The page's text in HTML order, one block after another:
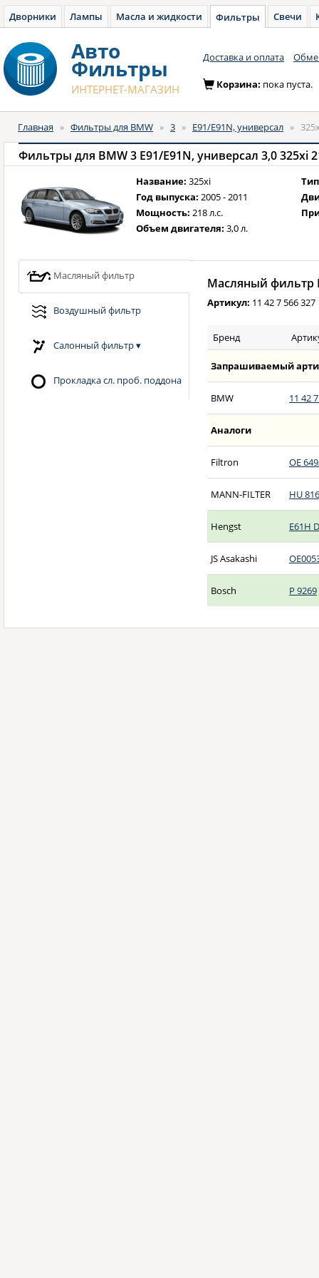
Дворники Лампы Масла и жидкости Фильтры Свечи
Авто
Фильтры
ИНТЕРНЕТ-МАГАЗИН
Доставка и оплата
Корзина: пока пуста.
Главная » Фильтры для BMW » 3 » E91/E91N, универсал »
Фильтры для BMW 3 E91/E91N, универсал 3,0 325xi
Название: 325xi
Год выпуска: 2005 - 2011
Мощность: 218 л.с.
Объем двигателя: 3,0 л.
Масляный фильтр
Воздушный фильтр
Салонный фильтр▾
Прокладка сл. проб. поддона
Масляный фильтр
Артикул: 11 42 7 566 327
Бренд
Запрашиваемый
BMW 11 42
Аналоги
Filtron OE
MANN-FILTER HU
Hengst E61H
JS Asakashi
Bosch P 9269